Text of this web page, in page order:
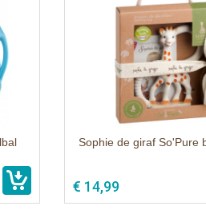
Sophie de giraf So'Pure
€ 14,99